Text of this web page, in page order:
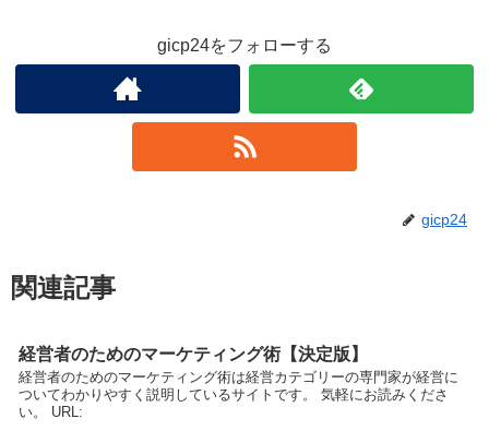
gicp24をフォローする
gicp24
関連記事
経営者のためのマーケティング術【決定版】
経営者のためのマーケティング術は経営カテゴリーの専門家が経営に
ついてわかりやすく説明しているサイトです。 気軽にお読みくださ
い。 URL: